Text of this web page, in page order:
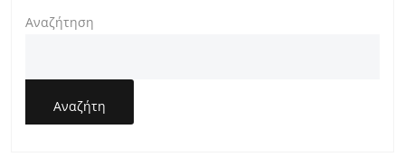
Αναζήτηση
Αναζήτη
Ση